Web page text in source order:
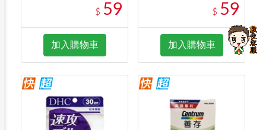
$ 59
加入購物車
$ 59
加入購物車